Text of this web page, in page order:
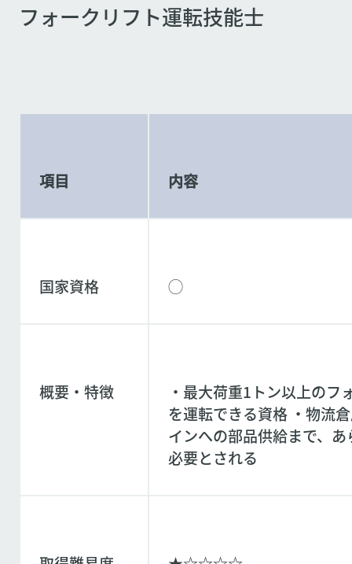
フォークリフト運転技能士
項目 内容
国家資格 ◯
概要・特徴
・最大荷重1トン以上のフ
を運転できる資格 ・物流
インへの部品供給まで、
必要とされる